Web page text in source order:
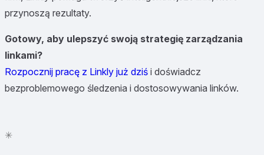
przynoszą rezultaty.
Gotowy, aby ulepszyć swoją strategię zarządzania
linkami?
Rozpocznij pracę z Linkly już dziś i doświadcz
bezproblemowego śledzenia i dostosowywania linków.
✳